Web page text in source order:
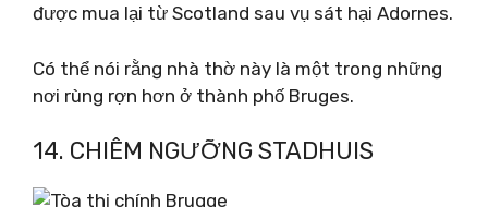
được mua lại từ Scotland sau vụ sát hại Adornes.
Có thể nói rằng nhà thờ này là một trong những
nơi rùng rợn hơn ở thành phố Bruges.
14. CHIÊM NGƯỠNG STADHUIS